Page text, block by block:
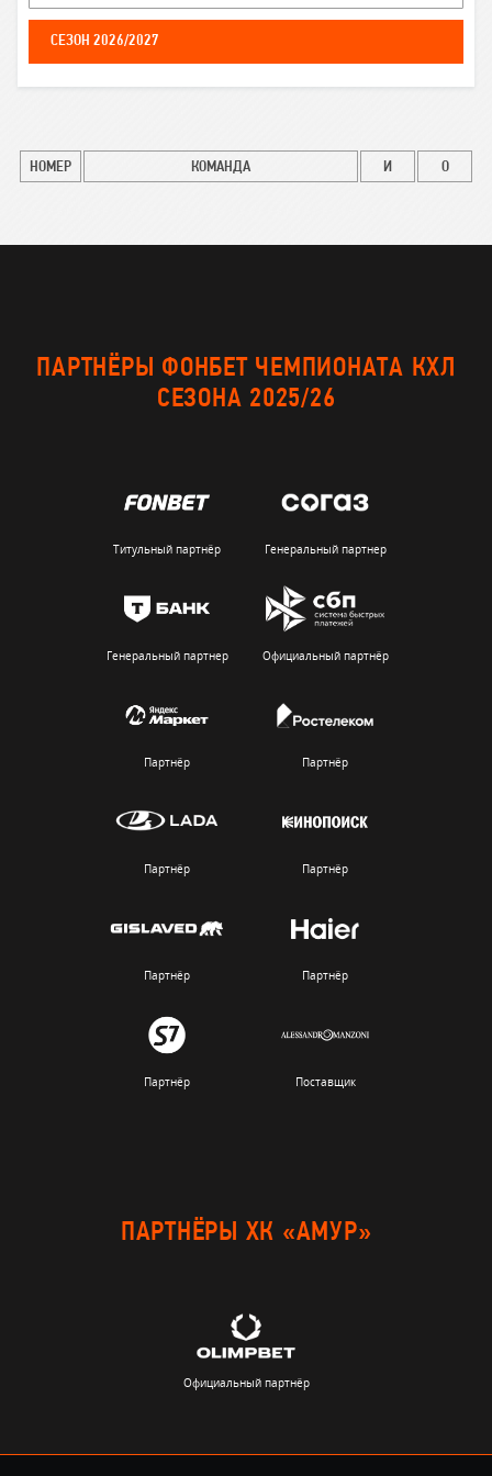
СЕЗОН 2026/2027
Таблица
чемпионата
НОМЕР КОМАНДА И О
ПАРТНЁРЫ ФОНБЕТ ЧЕМПИОНАТА КХЛ
СЕЗОНА 2025/26
Титульный партнёр Генеральный партнер
Генеральный партнер Официальный партнёр
Партнёр Партнёр
Партнёр Партнёр
Партнёр Партнёр
Партнёр Поставщик
ПАРТНЁРЫ ХК «АМУР»
Официальный партнёр